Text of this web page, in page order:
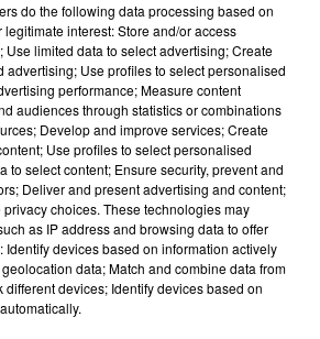
14 sec)
du Tarn nord
do the following data processing based on
interest: Store and/or access
Use limited data to select advertising; Create
advertising; Use profiles to select personalised
performance; Measure content
audiences through statistics or combinations
Develop and improve services; Create
Use profiles to select personalised
to select content; Ensure security, prevent and
Deliver and present advertising and content;
choices. These technologies may
as IP address and browsing data to offer
devices based on information actively
data; Match and combine data from
different devices; Identify devices based on